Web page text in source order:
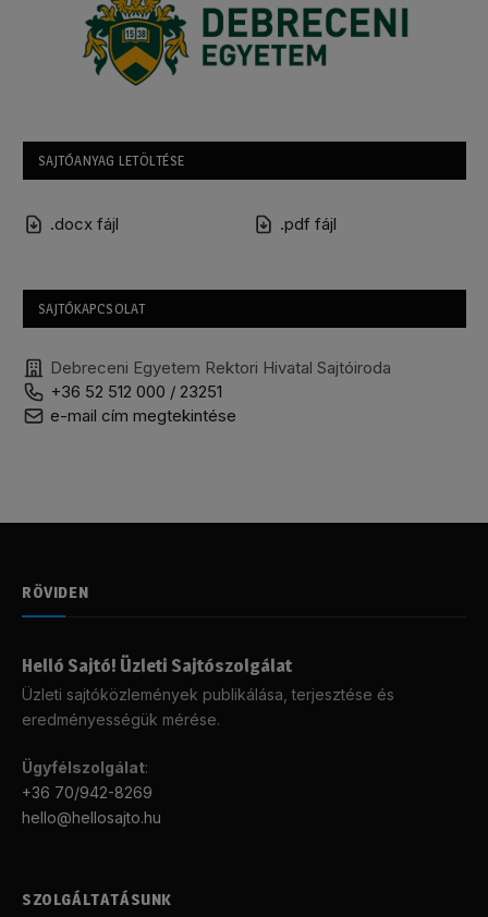
SAJTÓANYAG LETÖLTÉSE
.docx fájl .pdf fájl
SAJTÓKAPCSOLAT
Debreceni Egyetem Rektori Hivatal Sajtóiroda
+36 52 512 000 / 23251
e-mail cím megtekintése
RÖVIDEN
Helló Sajtó! Üzleti Sajtószolgálat
Üzleti sajtóközlemények publikálása, terjesztése és
eredményességük mérése.
Ügyfélszolgálat:
+36 70/942-8269
hello@hellosajto.hu
SZOLGÁLTATÁSUNK